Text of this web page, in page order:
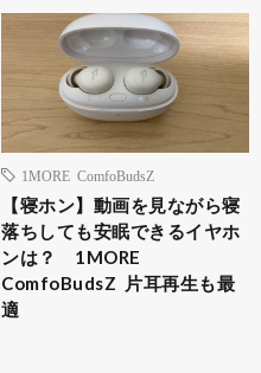
1MORE ComfoBudsZ
【寝ホン】動画を見ながら寝
落ちしても安眠できるイヤホ
ンは？ 1MORE
ComfoBudsZ 片耳再生も最
適